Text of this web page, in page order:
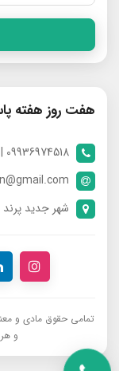
هفت روز هفته
09936974518 | 09024929213 | 09398370112
شهر جدید پرند
تمامی حقوق مادی و
و